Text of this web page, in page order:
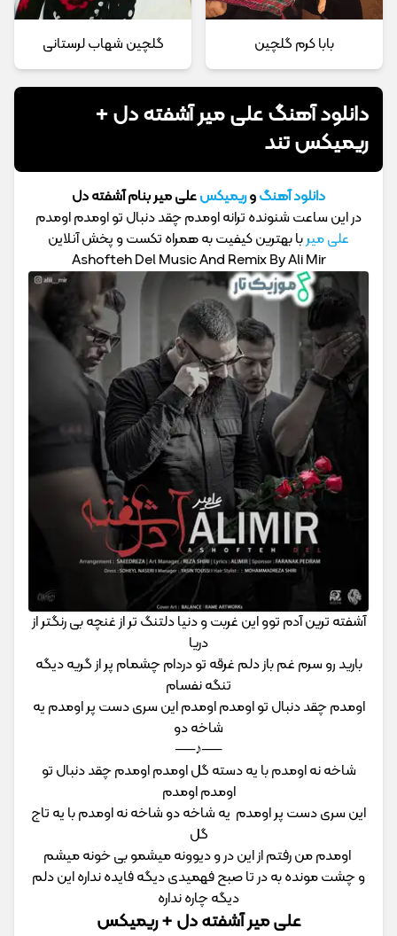
بابا کرم گلچین گلچین شهاب لرستانی
دانلود آهنگ علی میر آشفته دل +
ریمیکس تند
دانلود آهنگوریمیکسعلی میر بنام آشفته دل
در این ساعت شنونده ترانه اومدم چقد دنبال تو اومدم اومدم
علی میربا بهترین کیفیت به همراه تکست و پخش آنلاین
Ashofteh Del Music And Remix By Ali Mir
آشفته ترین آدم توو این غربت و دنیا دلتنگ تر از غنچه بی رنگتر از
دریا
بارید رو سرم غم باز دلم غرقه تو دردام چشمام پر از گریه دیگه
تنگه نفسام
اومدم چقد دنبال تو اومدم اومدم این سری دست پر اومدم یه
شاخه دو
──♪──
شاخه نه اومدم با یه دسته گل اومدم اومدم چقد دنبال تو
اومدم اومدم
این سری دست پر اومدم یه شاخه دو شاخه نه اومدم با یه تاج
گل
اومدم من رفتم از این در و دیوونه میشمو بی خونه میشم
و چشت مونده به در تا صبح فهمیدی دیگه فایده نداره این دلم
دیگه چاره نداره
علی میر آشفته دل + ریمیکس